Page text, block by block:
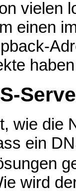
vielen
einen
wie die
ein
wird